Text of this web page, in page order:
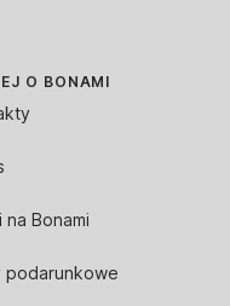
O BONAMI
na Bonami
podarunkowe